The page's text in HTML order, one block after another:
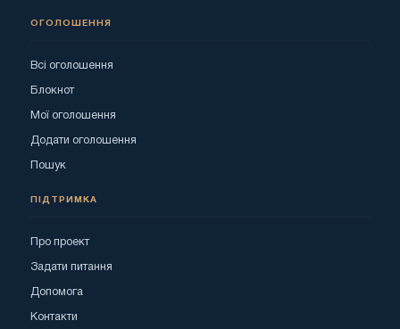
ОГОЛОШЕННЯ
Всі оголошення
Блокнот
Мої оголошення
Додати оголошення
Пошук
ПІДТРИМКА
Про проект
Задати питання
Допомога
Контакти